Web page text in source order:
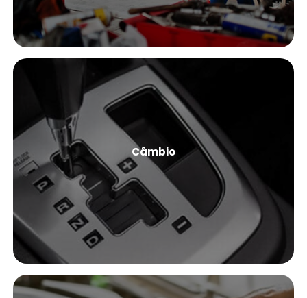
Câmbio
Ver Mais